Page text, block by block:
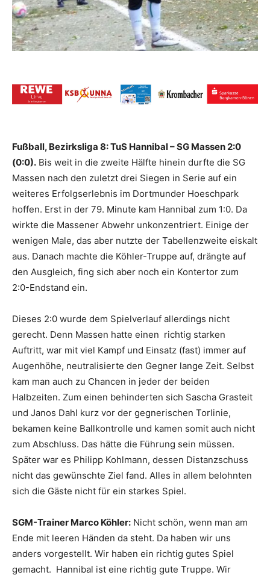
Fußball, Bezirksliga 8: TuS Hannibal – SG Massen 2:0
(0:0). Bis weit in die zweite Hälfte hinein durfte die SG
Massen nach den zuletzt drei Siegen in Serie auf ein
weiteres Erfolgserlebnis im Dortmunder Hoeschpark
hoffen. Erst in der 79. Minute kam Hannibal zum 1:0. Da
wirkte die Massener Abwehr unkonzentriert. Einige der
wenigen Male, das aber nutzte der Tabellenzweite eiskalt
aus. Danach machte die Köhler-Truppe auf, drängte auf
den Ausgleich, fing sich aber noch ein Kontertor zum
2:0-Endstand ein.
Dieses 2:0 wurde dem Spielverlauf allerdings nicht
gerecht. Denn Massen hatte einen richtig starken
Auftritt, war mit viel Kampf und Einsatz (fast) immer auf
Augenhöhe, neutralisierte den Gegner lange Zeit. Selbst
kam man auch zu Chancen in jeder der beiden
Halbzeiten. Zum einen behinderten sich Sascha Grasteit
und Janos Dahl kurz vor der gegnerischen Torlinie,
bekamen keine Ballkontrolle und kamen somit auch nicht
zum Abschluss. Das hätte die Führung sein müssen.
Später war es Philipp Kohlmann, dessen Distanzschuss
nicht das gewünschte Ziel fand. Alles in allem belohnten
sich die Gäste nicht für ein starkes Spiel.
SGM-Trainer Marco Köhler: Nicht schön, wenn man am
Ende mit leeren Händen da steht. Da haben wir uns
anders vorgestellt. Wir haben ein richtig gutes Spiel
gemacht. Hannibal ist eine richtig gute Truppe. Wir